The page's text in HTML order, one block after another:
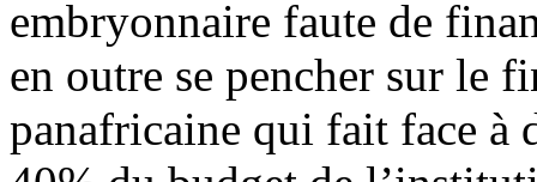
embryonnaire faute de
en outre se pencher sur le
panafricaine qui fait face à